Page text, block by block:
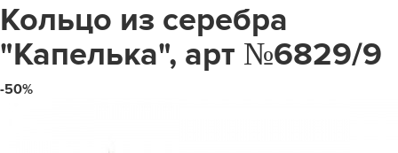
Кольцо из серебра
"Капелька", арт №6829/9
-50%